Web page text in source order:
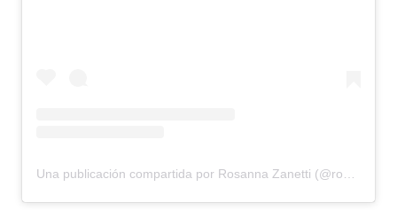
Una publicación compartida por Rosanna Zanetti (@rosannazanetti)